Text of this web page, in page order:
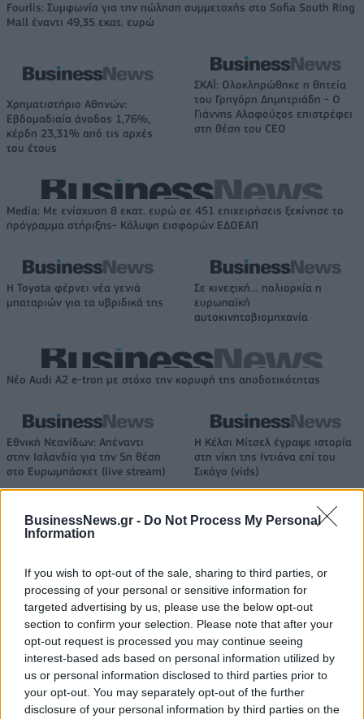
BusinessNews.gr - Do Not Process My Personal
Information
If you wish to opt-out of the sale, sharing to third parties, or
processing of your personal or sensitive information for
targeted advertising by us, please use the below opt-out
section to confirm your selection. Please note that after your
opt-out request is processed you may continue seeing
interest-based ads based on personal information utilized by
us or personal information disclosed to third parties prior to
your opt-out. You may separately opt-out of the further
disclosure of your personal information by third parties on the
Fourlis: Συμφωνία για την πώληση συμμετοχής στο Sofia South Ring
Mall έναντι 49,35 εκατ. ευρώ
Χρηματιστήριο Αθηνών:
Εβδομαδιαία άνοδος 1,76%,
κέρδη 23,31% από τις αρχές
του έτους
ΣΚΑΪ: Ολοκληρώθηκε η θητεία
του Γρηγόρη Δημητριάδη - Ο
Γιάννης Αλαφούζος επιστρέφει
στη θέση του CEO
Media: Με ενίσχυση 8 εκατ. ευρώ σε 451 επιχειρήσεις ξεκίνησε το
πρόγραμμα στήριξης- Κάλυψη εισφορών ΕΔΟΕΑΠ
Η Toyota φέρνει νέα γενιά
μπαταριών για τα υβριδικά της
Σε κινεζική… πολιορκία η
ευρωπαϊκή
αυτοκινητοβιομηχανία
Νέο Audi A2 e-tron με στόχο την κορυφή της αποδοτικότητας
Εθνική Νεανίδων: Απέναντι
στην Ισλανδία για την 5η θέση
στο Ευρωμπάσκετ (live stream)
Η Κέλσι Μίτσελ έγραψε ιστορία
στη νίκη της Ιντιάνα επί του
Σικάγο (vids)
Ελληνική Αναπτυξιακή Τράπεζα: Με «προίκα» 2 δισ. ευρώ ανοίγει
Β.Σ. Καρούλιας: Τζίρος 98,7
εκατ. ευρώ και αύξηση κερδών
57% - Τα νέα στοιχήματα σε
low & non alcohol
Deloitte Ελλάδος:
Χρηματοοικονομικός
σύμβουλος της ΔΕΗ για την
είσοδο στην πολωνική αγορά
ενέργειας